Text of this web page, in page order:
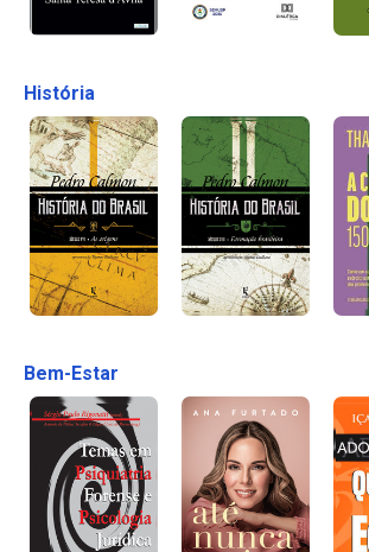
História
Bem-Estar